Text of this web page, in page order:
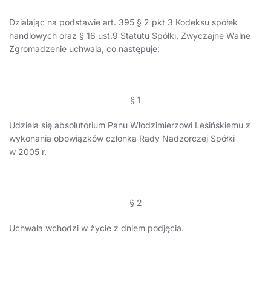
Działając na podstawie art. 395 § 2 pkt 3 Kodeksu spółek
handlowych oraz § 16 ust.9 Statutu Spółki, Zwyczajne Walne
Zgromadzenie uchwala, co następuje:
§ 1
Udziela się absolutorium Panu Włodzimierzowi Lesińskiemu z
wykonania obowiązków członka Rady Nadzorczej Spółki
w 2005 r.
§ 2
Uchwała wchodzi w życie z dniem podjęcia.